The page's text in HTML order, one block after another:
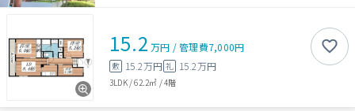
15.2 万円 /管理費7,000円
敷 15.2万円 礼 15.2万円
3LDK/62.2㎡ /4階